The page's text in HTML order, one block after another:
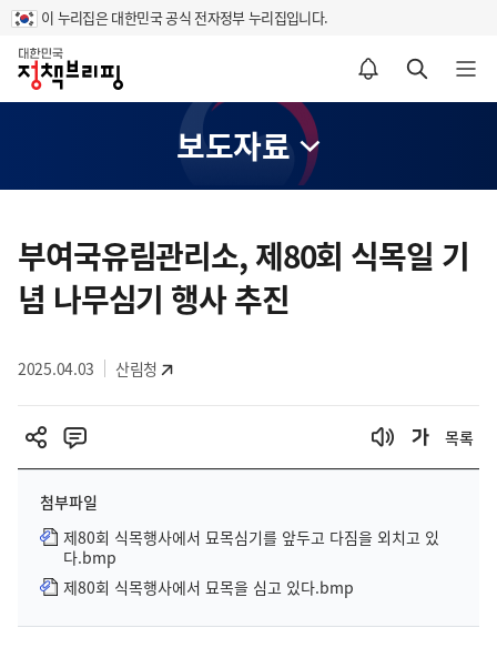
이 누리집은 대한민국 공식 전자정부 누리집입니다.
홈
알림설정 바로가기 검색 바로가기 메뉴 열기
보도자료
텐
츠
영
부여국유림관리소, 제80회 식목일 기
념 나무심기 행사 추진
2025.04.03 산림청
목록
첨부파일
제80회 식목행사에서 묘목심기를 앞두고 다짐을 외치고 있
다.bmp
제80회 식목행사에서 묘목을 심고 있다.bmp